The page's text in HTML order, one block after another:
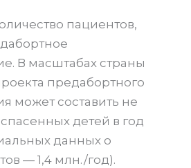
пациентов,
В масштабах страны
предабортного
может составить не
детей в год
данных о
— 1,4 млн./год).